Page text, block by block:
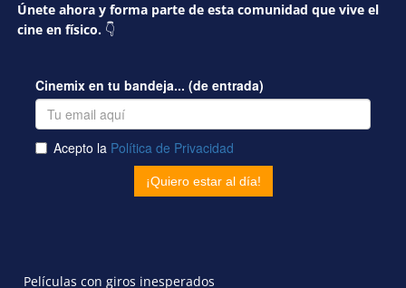
Únete ahora y forma parte de esta comunidad que vive el
cine en físico. 👇
Películas con giros inesperados